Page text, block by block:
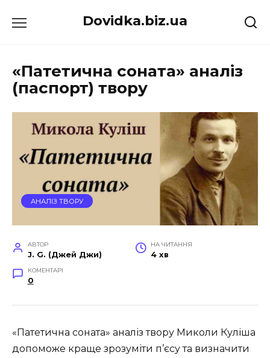
до
Dovidka.biz.ua
«Патетична соната» аналіз
(паспорт) твору
АНАЛІЗ ТВОРУ
АВТОР
J. G. (Джей Джи)
НА ЧИТАННЯ
4 хв
КОМЕНТАРІ
0
«Патетична соната» аналіз твору Миколи Куліша
допоможе краще зрозуміти п’єсу та визначити